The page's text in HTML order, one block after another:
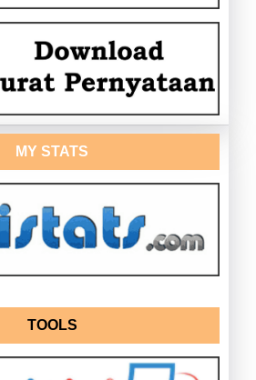
MY STATS
TOOLS